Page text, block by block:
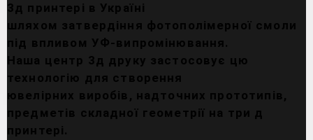
3д принтері в Україні
шляхом затвердіння фотополімерної смоли
під впливом УФ-випромінювання.
Наша центр 3д друку застосовує цю
технологію для створення
ювелірних виробів, надточних прототипів,
предметів складної геометрії на три д
принтері.